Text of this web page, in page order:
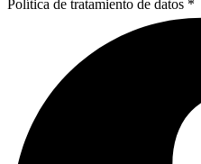
Política de tratamiento de datos *